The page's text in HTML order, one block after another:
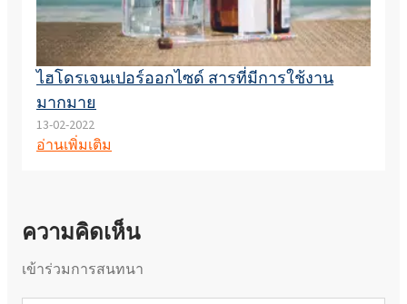
ไฮโดรเจนเปอร์ออกไซด์ สารที่มีการใช้งาน
มากมาย
13-02-2022
อ่านเพิ่มเติม
ความคิดเห็น
เข้าร่วมการสนทนา